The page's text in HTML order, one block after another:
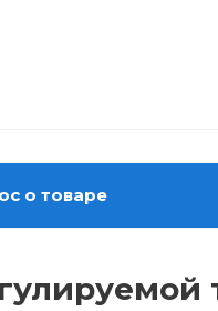
о товаре